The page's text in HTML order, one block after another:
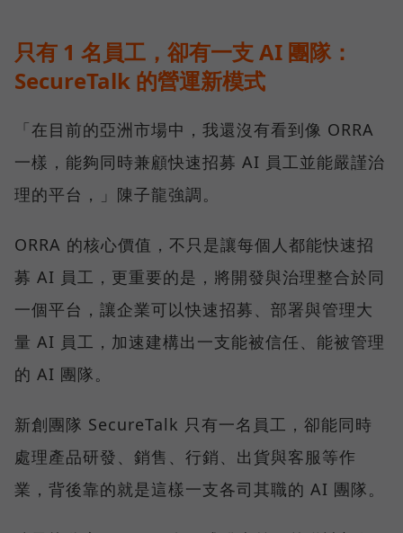
只有 1 名員工，卻有一支 AI 團隊：
SecureTalk 的營運新模式
「在目前的亞洲市場中，我還沒有看到像 ORRA
一樣，能夠同時兼顧快速招募 AI 員工並能嚴謹治
理的平台，」陳子龍強調。
ORRA 的核心價值，不只是讓每個人都能快速招
募 AI 員工，更重要的是，將開發與治理整合於同
一個平台，讓企業可以快速招募、部署與管理大
量 AI 員工，加速建構出一支能被信任、能被管理
的 AI 團隊。
新創團隊 SecureTalk 只有一名員工，卻能同時
處理產品研發、銷售、行銷、出貨與客服等作
業，背後靠的就是這樣一支各司其職的 AI 團隊。